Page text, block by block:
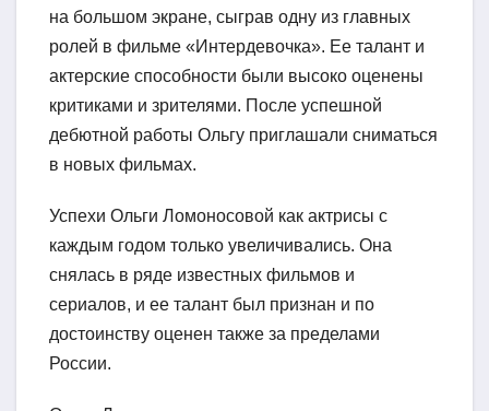
на большом экране, сыграв одну из главных
ролей в фильме «Интердевочка». Ее талант и
актерские способности были высоко оценены
критиками и зрителями. После успешной
дебютной работы Ольгу приглашали сниматься
в новых фильмах.
Успехи Ольги Ломоносовой как актрисы с
каждым годом только увеличивались. Она
снялась в ряде известных фильмов и
сериалов, и ее талант был признан и по
достоинству оценен также за пределами
России.